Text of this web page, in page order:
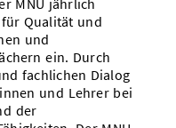
MNU jährlich
Qualität und
und
ein. Durch
fachlichen Dialog
und Lehrer bei
der